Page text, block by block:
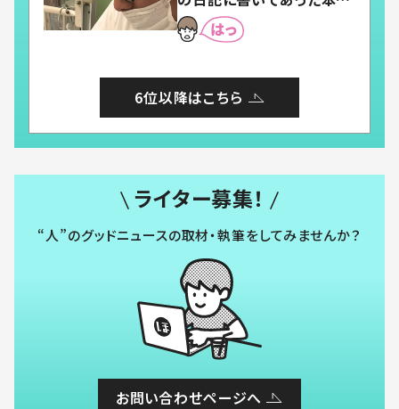
とは
6位以降はこちら
ライター募集！
“人”のグッドニュースの取材・執筆をしてみませんか？
お問い合わせページへ